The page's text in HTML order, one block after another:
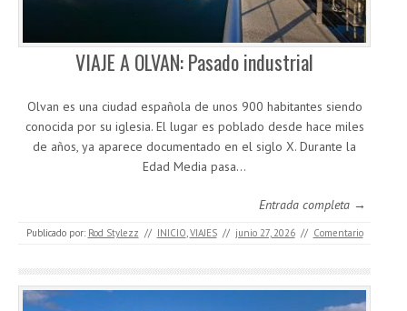
VIAJE A OLVAN: Pasado industrial
Olvan es una ciudad española de unos 900 habitantes siendo
conocida por su iglesia. El lugar es poblado desde hace miles
de años, ya aparece documentado en el siglo X. Durante la
Edad Media pasa…
Entrada completa →
Publicado por: Rod Stylezz // INICIO VIAJES // junio 27, 2026 // Comentario